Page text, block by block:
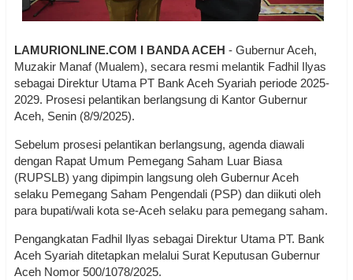
LAMURIONLINE.COM I BANDA ACEH - Gubernur Aceh,
Muzakir Manaf (Mualem), secara resmi melantik Fadhil Ilyas
sebagai Direktur Utama PT Bank Aceh Syariah periode 2025-
2029. Prosesi pelantikan berlangsung di Kantor Gubernur
Aceh, Senin (8/9/2025).
Sebelum prosesi pelantikan berlangsung, agenda diawali
dengan Rapat Umum Pemegang Saham Luar Biasa
(RUPSLB) yang dipimpin langsung oleh Gubernur Aceh
selaku Pemegang Saham Pengendali (PSP) dan diikuti oleh
para bupati/wali kota se-Aceh selaku para pemegang saham.
Pengangkatan Fadhil Ilyas sebagai Direktur Utama PT. Bank
Aceh Syariah ditetapkan melalui Surat Keputusan Gubernur
Aceh Nomor 500/1078/2025.